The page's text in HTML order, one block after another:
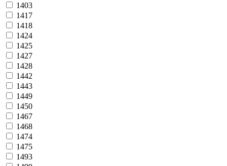
1403
1417
1418
1424
1425
1427
1428
1442
1443
1449
1450
1467
1468
1474
1475
1493